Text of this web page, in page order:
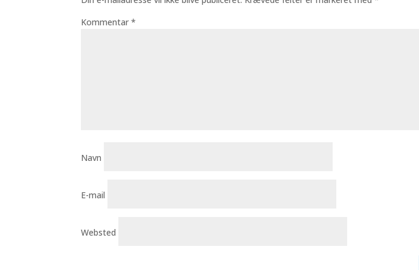
Kommentar*
Navn
E-mail
Websted